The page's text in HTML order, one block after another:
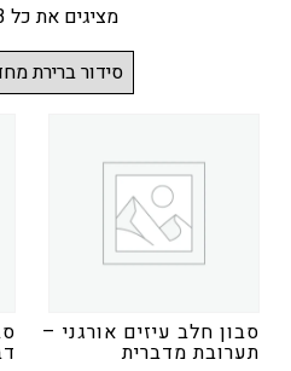
מציגים את כל ⁦3⁩ התוצאות
סבון חלב עיזים אורגני –
תערובת מדברית